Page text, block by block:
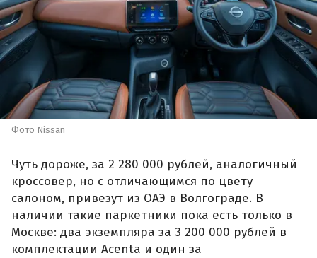
Фото Nissan
Чуть дороже, за 2 280 000 рублей, аналогичный
кроссовер, но с отличающимся по цвету
салоном, привезут из ОАЭ в Волгограде. В
наличии такие паркетники пока есть только в
Москве: два экземпляра за 3 200 000 рублей в
комплектации Acenta и один за